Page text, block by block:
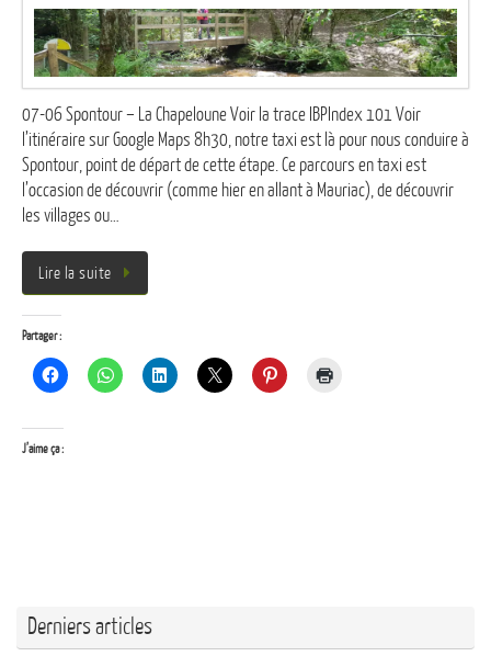
07-06 Spontour – La Chapeloune Voir la trace IBPIndex 101 Voir
l’itinéraire sur Google Maps 8h30, notre taxi est là pour nous conduire à
Spontour, point de départ de cette étape. Ce parcours en taxi est
l’occasion de découvrir (comme hier en allant à Mauriac), de découvrir
les villages ou…
Lire la suite
Partager :
J’aime ça :
Derniers articles